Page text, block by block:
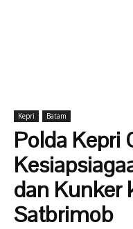
Kepri Batam
Polda Kepri
dan Kunker
Satbrimob